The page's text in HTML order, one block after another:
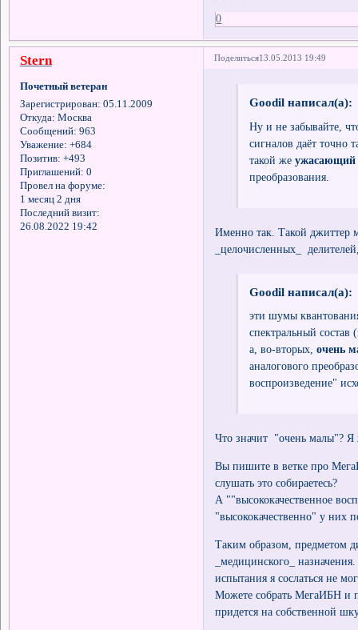
0
Поделиться13.05.2013 19:49
Stern
Почетный ветеран
Зарегистрирован: 05.11.2009
Откуда: Москва
Сообщений: 963
Уважение: +684
Позитив: +493
Приглашений: 0
Провел на форуме:
1 месяц 2 дня
Последний визит:
26.08.2022 19:42
Goodil написал(а):
Ну и не забывайте,
сигналов даёт точно
такой же ужасающий
преобразования.
Именно так. Такой джиттер
_целочисленных_
Goodil написал(а):
эти шумы
спектральный состав
а, во-вторых, очень
аналогового
воспроизведение"
Что значит "очень малы"? Я
Вы пишите в ветке про
слушать это собираетесь?
А ""высококачественное
"высококачественно" у них
Таким образом, предметом
_медицинского_
испытания я сослаться не
Можете собрать МегаИБН и
придется на собственной